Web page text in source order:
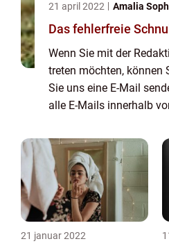
21 april 2022 Amalia
Das fehlerfreie
Wenn Sie mit der
treten möchten, können
Sie uns eine E-Mail
alle E-Mails innerhalb
Reis, Lob und
unse...
21 januar 2022